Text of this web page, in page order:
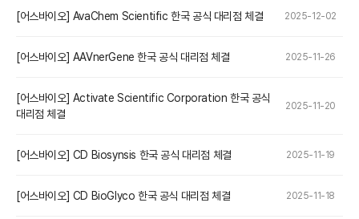
[어스바이오] AvaChem Scientific 한국 공식 대리점 체결 2025-12-02
[어스바이오] AAVnerGene 한국 공식 대리점 체결 2025-11-26
[어스바이오] Activate Scientific Corporation 한국 공식
대리점 체결
2025-11-20
[어스바이오] CD Biosynsis 한국 공식 대리점 체결 2025-11-19
[어스바이오] CD BioGlyco 한국 공식 대리점 체결 2025-11-18